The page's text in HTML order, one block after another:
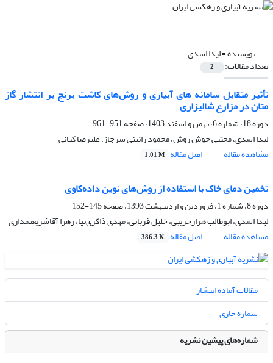
نویسنده =لیدا اسدی
تعداد مقالات: 2
تأثیر متقابل سامانه های آبیاری و روش‌های کاشت برنج بر انتشار گاز
متان در مزارع شالیزاری
دوره 18، شماره 6، بهمن و اسفند 1403، صفحه
951-961
لیدا اسدی، مجتبی خوش روش، محمود رائینی سرجاز، علیرضا کیانی
مشاهده مقاله
اصل مقاله 1.01 M
تخمین دمای خاک با استفاده از روش‌های نوین داده‌کاوی
دوره 8، شماره 1، فروردین و اردیبهشت 1393، صفحه
145-152
لیدا اسدی، ابوطالب هزارجریبی، خلیل قربانی، مهدی ذاکری‌نیا، زهرا آقاشریعتمداری
مشاهده مقاله
اصل مقاله 386.3 K
مقالات آماده انتشار
شماره جاری
شماره‌های پیشین نشریه